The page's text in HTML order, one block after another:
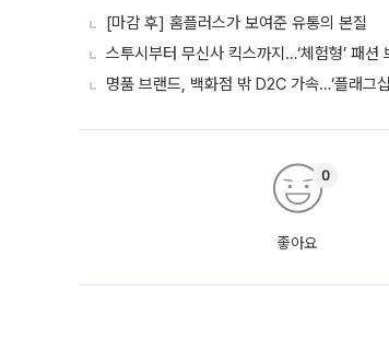
[마감 후] 홈플러스가 보여준 유통의 본질
스투시부터 무신사 킥스까지…‘체험형’ 패션
명품 브랜드, 백화점 밖 D2C 가속…‘플래그
좋아요
0